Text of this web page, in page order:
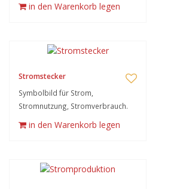
in den Warenkorb legen
Stromstecker
Symbolbild für Strom,
Stromnutzung, Stromverbrauch.
in den Warenkorb legen